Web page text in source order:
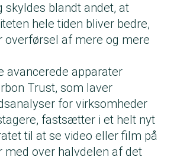
skyldes blandt andet, at
hele tiden bliver bedre,
overførsel af mere og mere
avancerede apparater
Trust, som laver
for virksomheder
fastsætter i et helt nyt
til at se video eller film på
med over halvdelen af det